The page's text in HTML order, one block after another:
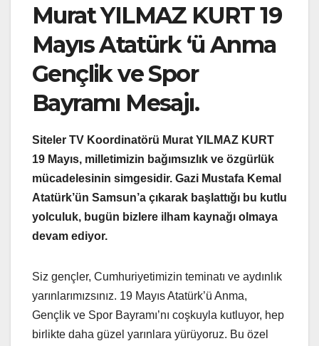
Murat YILMAZ KURT 19
Mayıs Atatürk ‘ü Anma
Gençlik ve Spor
Bayramı Mesajı.
Siteler TV Koordinatörü Murat YILMAZ KURT
19 Mayıs, milletimizin bağımsızlık ve özgürlük
mücadelesinin simgesidir. Gazi Mustafa Kemal
Atatürk’ün Samsun’a çıkarak başlattığı bu kutlu
yolculuk, bugün bizlere ilham kaynağı olmaya
devam ediyor.
Siz gençler, Cumhuriyetimizin teminatı ve aydınlık
yarınlarımızsınız. 19 Mayıs Atatürk’ü Anma,
Gençlik ve Spor Bayramı’nı coşkuyla kutluyor, hep
birlikte daha güzel yarınlara yürüyoruz. Bu özel